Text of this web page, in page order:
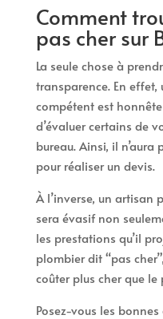
Comment
pas cher sur
La seule chose à
transparence. En
compétent est
d’évaluer certains de
bureau. Ainsi, il
pour réaliser un devis.
À l’inverse, un artisan
sera évasif non
les prestations qu’il
plombier dit “pas
coûter plus cher que
Posez-vous les